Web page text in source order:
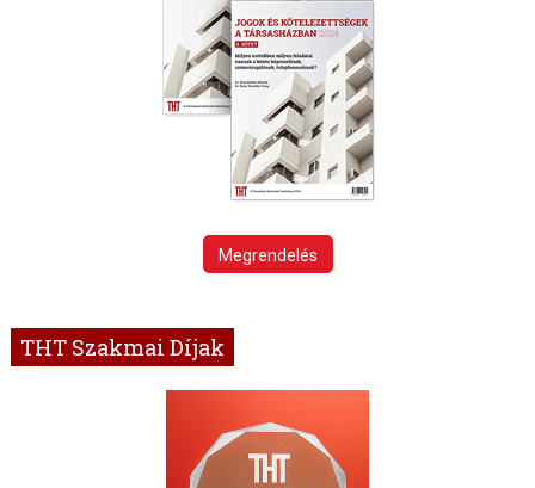
Megrendelés
THT Szakmai Díjak